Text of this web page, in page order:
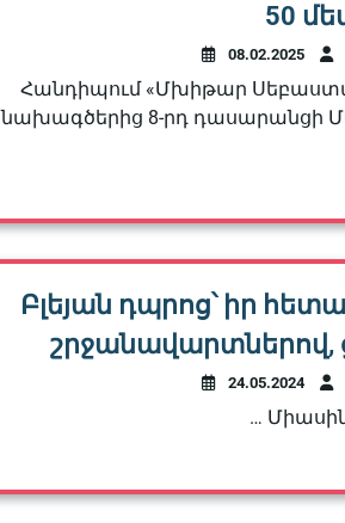
50
08.02.2025
Հանդիպում «Մխիթար
նախագծերից 8-րդ դասարանցի
Բլեյան դպրոց՝ իր
շրջանավարտներով,
24.05.2024
…